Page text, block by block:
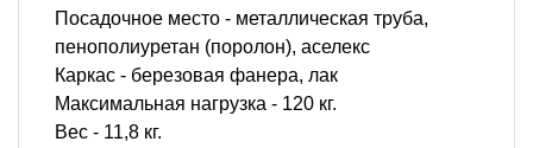
Посадочное место - металлическая труба,
пенополиуретан (поролон), аселекс
Каркас - березовая фанера, лак
Максимальная нагрузка - 120 кг.
Вес - 11,8 кг.